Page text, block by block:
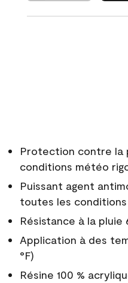
Protection contre la
conditions météo
Puissant agent
toutes les
Résistance à la
Application à des
°F)
Résine 100 %